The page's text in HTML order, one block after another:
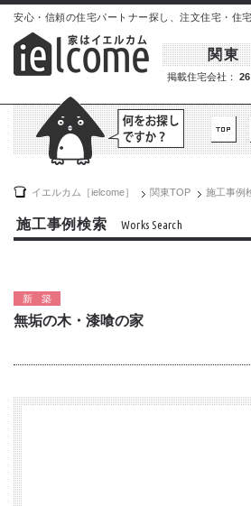
安心・信頼の住宅パートナー探し、注文住宅・住
関東
掲載住宅会社：
26
イエルカム［ielcome］ 関東TOP 施工事例
施工事例検索 Works Search
新築
無垢の木・漆喰の家